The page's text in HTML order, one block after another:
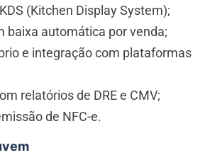
(Kitchen Display System);
baixa automática por venda;
e integração com plataformas
relatórios de DRE e CMV;
de NFC-e.